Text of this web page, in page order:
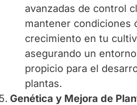
avanzadas de control
mantener condiciones
crecimiento en tu
asegurando un
propicio para el
plantas.
Genética y Mejora de